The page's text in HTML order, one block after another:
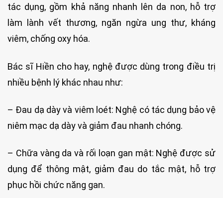
tác dụng, gồm khả năng nhanh lên da non, hỗ trợ
làm lành vết thương, ngăn ngừa ung thư, kháng
viêm, chống oxy hóa.
Bác sĩ Hiền cho hay, nghệ được dùng trong điều trị
nhiều bệnh lý khác nhau như:
– Đau dạ dày và viêm loét: Nghệ có tác dụng bảo vệ
niêm mạc dạ dày và giảm đau nhanh chóng.
– Chữa vàng da và rối loạn gan mật: Nghệ được sử
dụng để thông mật, giảm đau do tắc mật, hỗ trợ
phục hồi chức năng gan.